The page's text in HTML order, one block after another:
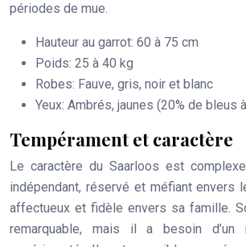
périodes de mue.
Hauteur au garrot: 60 à 75 cm
Poids: 25 à 40 kg
Robes: Fauve, gris, noir et blanc
Yeux: Ambrés, jaunes (20% de bleus
Tempérament et caractère
Le caractère du Saarloos est
indépendant, réservé et méfiant envers
affectueux et fidèle envers sa famille.
remarquable, mais il a besoin d’un